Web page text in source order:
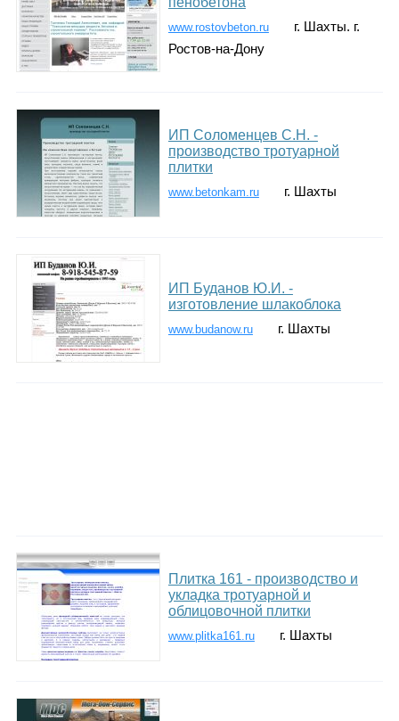
www.rostovbeton.ru
г. Шахты. г.
Ростов-на-Дону
ИП Соломенцев С.Н. -
производство тротуарной
плитки
www.betonkam.ru г. Шахты
ИП Буданов Ю.И. -
изготовление шлакоблока
www.budanow.ru г. Шахты
Плитка 161 - производство и
укладка тротуарной и
облицовочной плитки
www.plitka161.ru г. Шахты